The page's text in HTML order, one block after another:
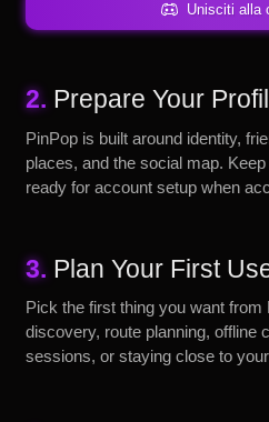
Unisciti alla
2. Prepare Your
PinPop is built around identity,
places, and the social map.
ready for account setup when
3. Plan Your First
Pick the first thing you want from
discovery, route planning, offline
sessions, or staying close to